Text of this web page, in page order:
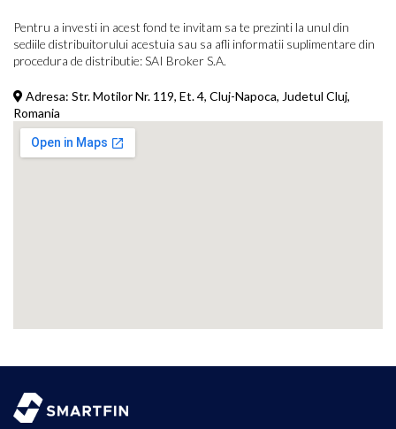
Pentru a investi in acest fond te invitam sa te prezinti la unul din
sediile distribuitorului acestuia sau sa afli informatii suplimentare din
procedura de distributie:SAI Broker S.A.
Adresa: Str. Motilor Nr. 119, Et. 4, Cluj-Napoca, Judetul Cluj,
Romania